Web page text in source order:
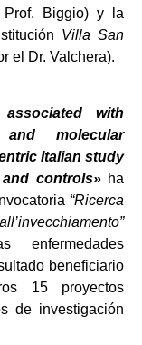
Biggio) y la
Villa San
el Dr. Valchera).
with
molecular
Italian study
controls»ha
“Ricerca
enfermedades
beneficiario
15 proyectos
de investigación